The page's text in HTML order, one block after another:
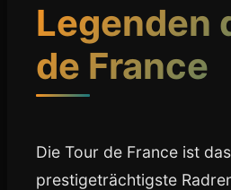
Legenden
de France
Die Tour de France ist das
prestigeträchtigste